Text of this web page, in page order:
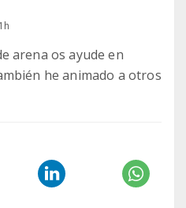
arena os ayude en
he animado a otros